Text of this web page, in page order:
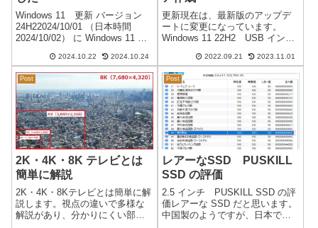
Windows 11 更新 バージョン
24H22024/10/01 （日本時間
2024/10/02） に Windows 11 バ
が可能になりました。Windows
11 リリース情報※ 24H1 はあ...
2024.10.22 2024.10.24
更新現在は、最新版のアップデ
ートに変更になっています。
Windows 11 22H2 USB インス
2022/09/21Windows 11 バージョ
ン 22H2 のアップデートが可能
になりました。通常のアップ
デ...
2022.09.21 2023.11.01
Post
2K・4K・8K テレビとは
簡単に解説
2K・4K・8Kテレビとは簡単に解
説します。視点の違いで多様な
解説があり、分かりにくい部分
Post
レアーなSSD PUSKILL
SSD の評価
2.5 インチ PUSKILL SSD の評
価レアーな SSD だと思います。
中国製のようですが、日本で購